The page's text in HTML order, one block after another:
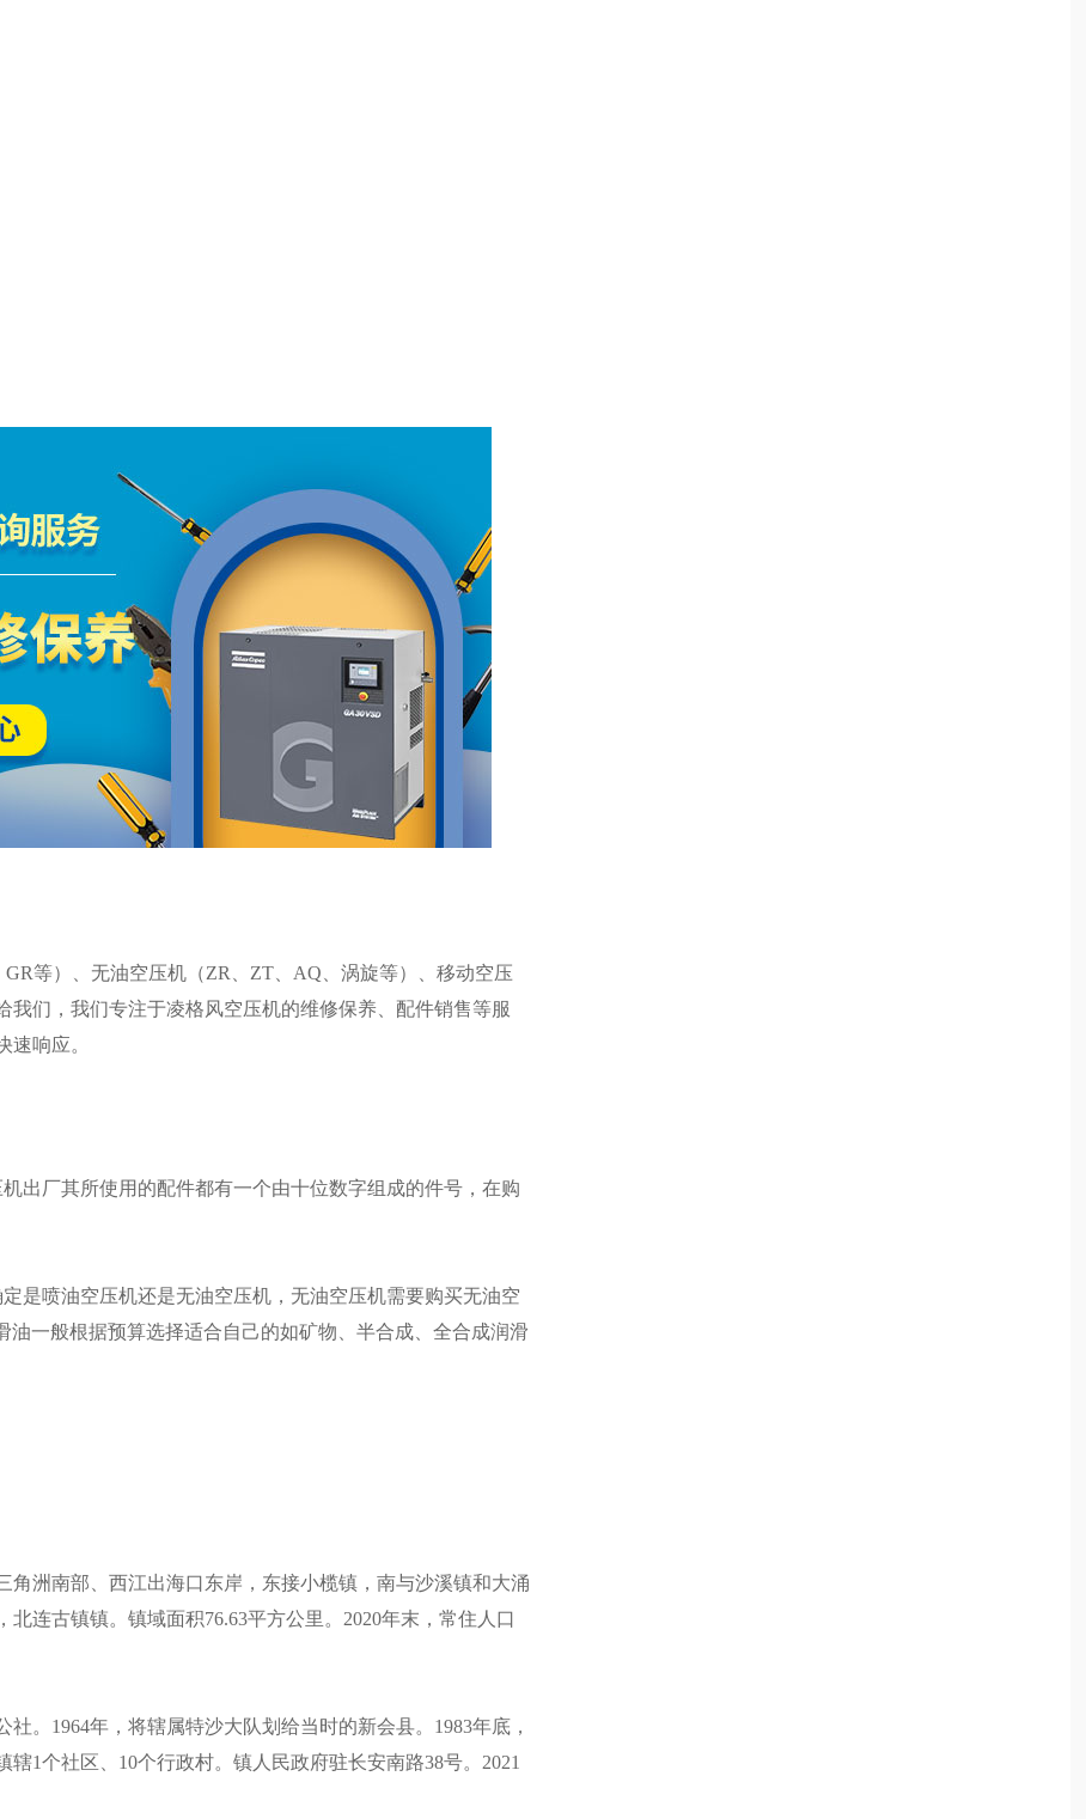
等）、无油空压机（ZR、ZT、AQ、涡旋等）、移动空压
们，我们专注于凌格风空压机的维修保养、配件销售等服
速响应。
出厂其所使用的配件都有一个由十位数字组成的件号，在购
是喷油空压机还是无油空压机，无油空压机需要购买无油空
一般根据预算选择适合自己的如矿物、半合成、全合成润滑
洲南部、西江出海口东岸，东接小榄镇，南与沙溪镇和大涌
连古镇镇。镇域面积76.63平方公里。2020年末，常住人口
。1964年，将辖属特沙大队划给当时的新会县。1983年底，
1个社区、10个行政村。镇人民政府驻长安南路38号。2021